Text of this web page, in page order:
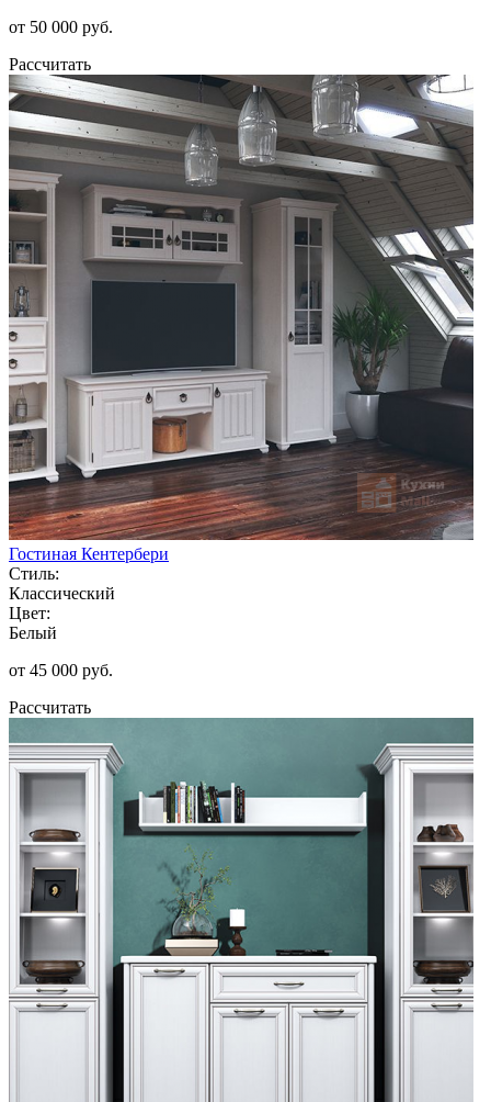
от 50 000 руб.
Рассчитать
Гостиная Кентербери
Стиль:
Классический
Цвет:
Белый
от 45 000 руб.
Рассчитать